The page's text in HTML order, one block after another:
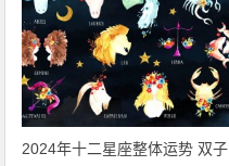
2024年十二星座整体运势 双子